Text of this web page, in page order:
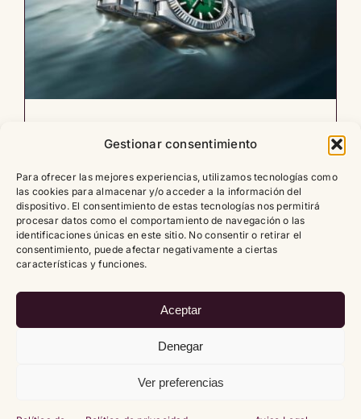
Gestionar consentimiento
Para ofrecer las mejores experiencias, utilizamos tecnologías como
las cookies para almacenar y/o acceder a la información del
dispositivo. El consentimiento de estas tecnologías nos permitirá
procesar datos como el comportamiento de navegación o las
identificaciones únicas en este sitio. No consentir o retirar el
consentimiento, puede afectar negativamente a ciertas
características y funciones.
Aceptar
Denegar
Ver preferencias
Novedades Rolex 2026 en
14/04/2026 | Novedades
Leer artículo